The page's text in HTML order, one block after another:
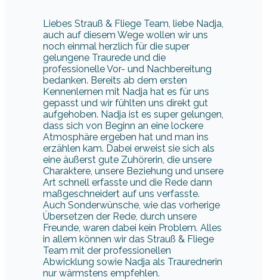
Liebes Strauß & Fliege Team, liebe Nadja,
auch auf diesem Wege wollen wir uns
noch einmal herzlich für die super
gelungene Traurede und die
professionelle Vor- und Nachbereitung
bedanken. Bereits ab dem ersten
Kennenlernen mit Nadja hat es für uns
gepasst und wir fühlten uns direkt gut
aufgehoben. Nadja ist es super gelungen,
dass sich von Beginn an eine lockere
Atmosphäre ergeben hat und man ins
erzählen kam. Dabei erweist sie sich als
eine äußerst gute Zuhörerin, die unsere
Charaktere, unsere Beziehung und unsere
Art schnell erfasste und die Rede dann
maßgeschneidert auf uns verfasste.
Auch Sonderwünsche, wie das vorherige
Übersetzen der Rede, durch unsere
Freunde, waren dabei kein Problem. Alles
in allem können wir das Strauß & Fliege
Team mit der professionellen
Abwicklung sowie Nadja als Traurednerin
nur wärmstens empfehlen.